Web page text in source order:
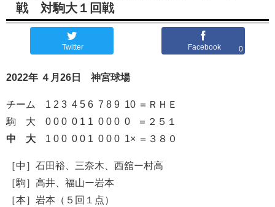
戦 対駒大１回戦
Twitter Facebook 0
2022年 ４月26日 神宮球場
チーム 1 2 3 4 5 6 7 8 9 10 ＝ＲＨＥ
駒 大 0 0 0 0 1 1 0 0 0 0 ＝２５１
中 大 1 0 0 0 0 1 0 0 0 1× ＝３８０
［中］石田裕、三奈木、西舘ー村高
［駒］高井、福山ー岩本
［本］岩本（５回１点）